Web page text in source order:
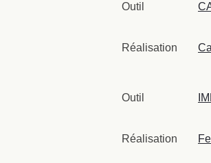
Outil
Réalisation
Outil
Réalisation